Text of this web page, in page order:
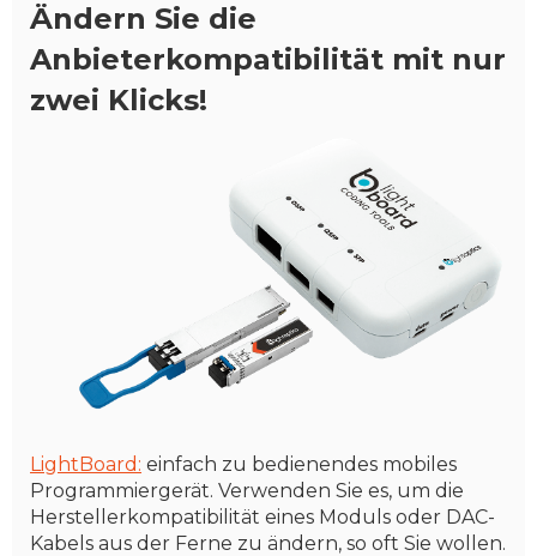
Ändern Sie die
Anbieterkompatibilität mit nur
zwei Klicks!
LightBoard: einfach zu bedienendes mobiles
Programmiergerät. Verwenden Sie es, um die
Herstellerkompatibilität eines Moduls oder DAC-
Kabels aus der Ferne zu ändern, so oft Sie wollen.